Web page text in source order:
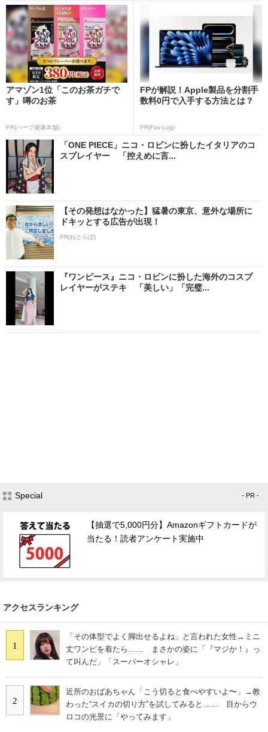
アマゾン1位「このお茶ガチで
す」噂のお茶
PR(ハーブ健康本舗)
FPが解説！Apple製品を分割手
数料0円で入手する方法とは？
PR(Fav-Log)
「ONE PIECE」ニコ・ロビンに扮したイタリアのコ
スプレイヤー 「控えめに言...
【その発想はなかった】猛暑の東京、意外な場所に
ドキッとする広告が出現！
PR(ねとらぼ)
『ワンピース』ニコ・ロビンに扮した海外のコスプ
レイヤーがステキ 「美しい」「完璧...
Special - PR -
【抽選で5,000円分】Amazonギフトカードが
当たる！読者アンケート実施中
アクセスランキング
1
「その体型でよく脚出せるよね」と言われた女性→ミニ
丈ワンピを着たら…… まさかの姿に「『マジか！』っ
て叫んだ」「スーパーオシャレ」
2
近所のおばあちゃん「こう切ると食べやすいよ〜」→教
わった“スイカの切り方”を試してみると…… 目からウ
ロコの光景に「やってみます」